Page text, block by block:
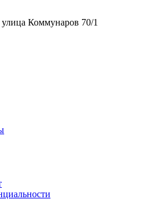
Коммунаров 70/1